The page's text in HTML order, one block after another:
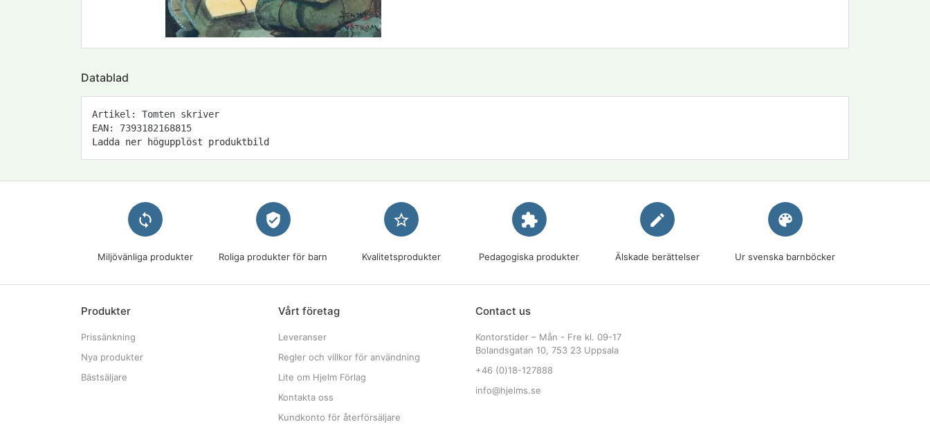
Datablad
Artikel: Tomten skriver
EAN: 7393182168815
Ladda ner högupplöst produktbild
loop
Miljövänliga produkter
verified_user
Roliga produkter för barn
star_border
Kvalitetsprodukter
extension
Pedagogiska produkter
edit
Älskade berättelser
palette
Ur svenska barnböcker
Produkter
Prissänkning
Nya produkter
Bästsäljare
Vårt företag
Leveranser
Regler och villkor för användning
Lite om Hjelm Förlag
Kontakta oss
Kundkonto för återförsäljare
Contact us
Kontorstider – Mån - Fre kl. 09-17
Bolandsgatan 10, 753 23 Uppsala
+46 (0)18-127888
info@hjelms.se